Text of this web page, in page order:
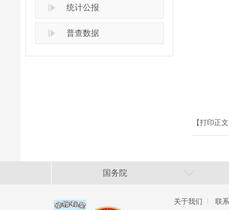
统计公报
普查数据
【打印正
国务院
关于我们
联